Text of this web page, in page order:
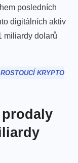
posledních
digitálních aktiv
miliardy dolarů
KRYPTO